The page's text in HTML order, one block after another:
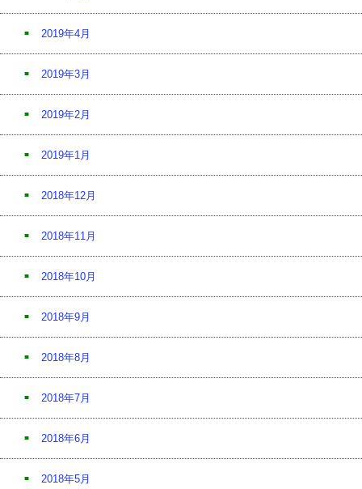
2019年4月
2019年3月
2019年2月
2019年1月
2018年12月
2018年11月
2018年10月
2018年9月
2018年8月
2018年7月
2018年6月
2018年5月